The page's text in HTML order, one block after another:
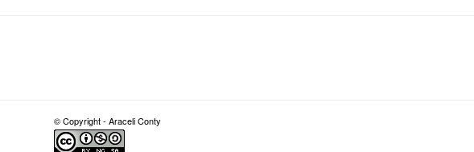
© Copyright - Araceli Conty